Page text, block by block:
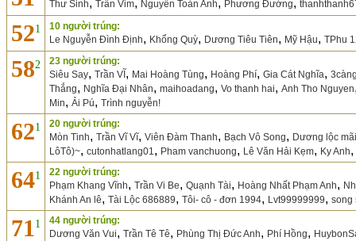
Thư Sinh, Trần Vim, Nguyễn Toàn Anh, Phương Đường,
521
10 người trúng:
Le Nguyễn Đình Định, Khổng Quỳ, Dương Tiêu Tiên, Mỹ Hậu, TPhu
582
23 người trúng:
Siêu Say, Trần VĨ , Mai Hoàng Tùng, Hoàng Phí, Gia Cát Nghĩa,
Thắng, Nghĩa Đại Nhân, maihoadang, Vo thanh hai, Anh Tho Nguyen
Min, Ải Pú, Trình nguyễn!
621
20 người trúng:
Mòn Tinh, Trần Vĩ Vĩ, Viên Đàm Thanh, Bạch Vô Song, Dương lộc mãi
LôTô)~, cutonhatlang01, Pham vanchuong, Lê Văn Hải Kẹm, Ky Anh,
641
22 người trúng:
Phạm Khang Vĩnh, Trần Vi Be, Quạnh Tài, Hoàng Nhất Phạm Anh,
Khánh An lê, Tài Lộc 686889, Tôi- cô - đơn 1994, Lvt99999999, song
711
44 người trúng:
Dương Văn Vui, Trần Tê Tê, Phùng Thị Đức Anh, Phí Hồng,